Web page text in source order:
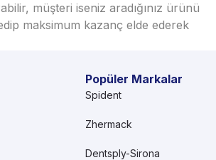
müşteri iseniz aradığınız ürünü
maksimum kazanç elde ederek
Popüler Markalar
Spident
Zhermack
Dentsply-Sirona